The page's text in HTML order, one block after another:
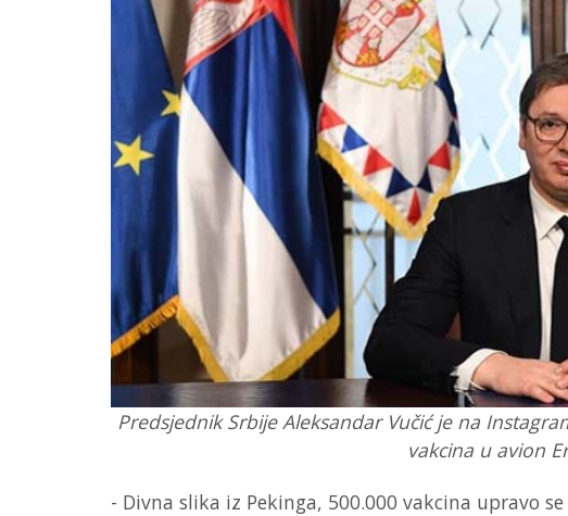
Predsjednik Srbije Aleksandar Vučić je na
vakcina u avion
- Divna slika iz Pekinga, 500.000 vakcina upravo